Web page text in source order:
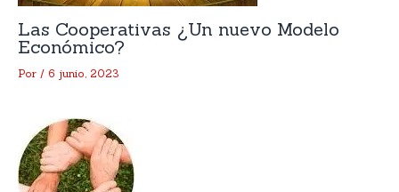
Las Cooperativas ¿Un nuevo Modelo
Económico?
Por / 6 junio, 2023